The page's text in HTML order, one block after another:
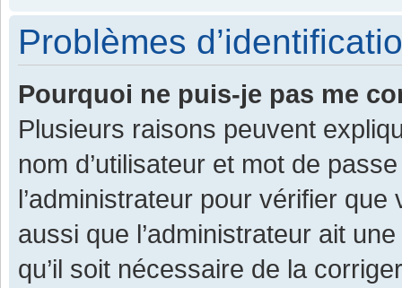
Problèmes
Pourquoi ne puis-je pas me
Plusieurs raisons peuvent
nom d’utilisateur et mot de
l’administrateur pour vérifier
aussi que l’administrateur ait
qu’il soit nécessaire de la